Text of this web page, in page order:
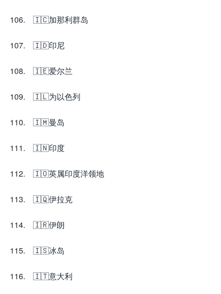
106. 🇮🇨加那利群岛
107. 🇮🇩印尼
108. 🇮🇪爱尔兰
109. 🇮🇱为以色列
110. 🇮🇲曼岛
111. 🇮🇳印度
112. 🇮🇴英属印度洋领地
113. 🇮🇶伊拉克
114. 🇮🇷伊朗
115. 🇮🇸冰岛
116. 🇮🇹意大利